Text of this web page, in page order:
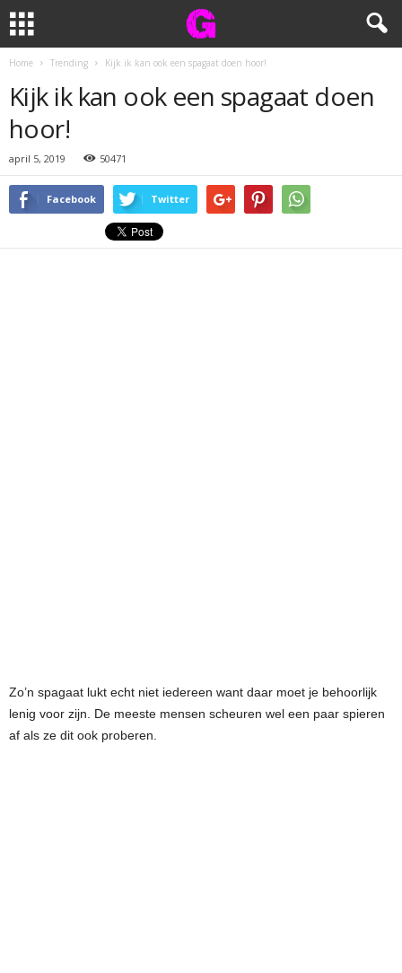
Home Trending Kijk ik kan ook een spagaat doen hoor!
Kijk ik kan ook een spagaat doen
hoor!
april 5, 2019 50471
Facebook Twitter
Zo’n spagaat lukt echt niet iedereen want daar moet je behoorlijk
lenig voor zijn. De meeste mensen scheuren wel een paar spieren
af als ze dit ook proberen.